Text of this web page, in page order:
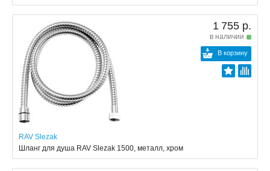
1 755 р.
в наличии
В корзину
RAV Slezak
Шланг для душа RAV Slezak 1500, металл, хром